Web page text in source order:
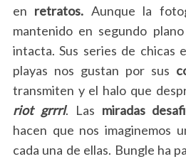
en retratos. Aunque la
mantenido en segundo
intacta. Sus series de chicas
playas nos gustan por sus
transmiten y el halo que
riot grrrl. Las miradas
hacen que nos imaginemos
cada una de ellas. Bungle ha